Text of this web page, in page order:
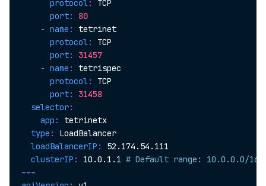
protocol:
TCP
port:
80
- name :
tetrinet
protocol:
TCP
port:
31457
- name :
tetrispec
protocol:
TCP
port:
31458
selector:
app :
tetrinetx
type :
LoadBalancer
loadBalancerIP :
52.174.54.111
clusterIP : 10.0.1.1 # Default range: 10.0.0.0/16
---